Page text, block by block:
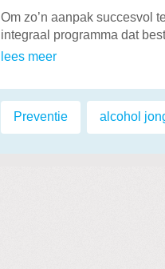
Om zo’n aanpak succesvol
integraal programma dat
lees meer
Labels:
Preventie alcohol